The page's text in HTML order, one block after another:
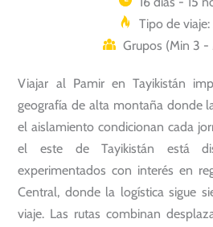
Tipo de viaje:
Grupos (Min 3 -
Viajar al Pamir en Tayikistán
geografía de alta montaña donde
el aislamiento condicionan cada
el este de Tayikistán está
experimentados con interés en
Central, donde la logística sigue
viaje. Las rutas combinan